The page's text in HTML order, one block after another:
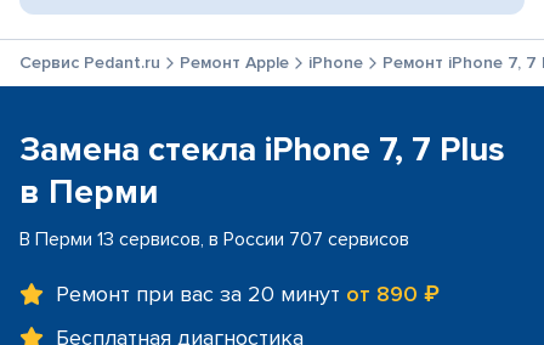
Сервис Pedant.ru Ремонт Apple iPhone Ремонт iPhone 7, 7
Замена стекла iPhone 7, 7 Plus
в Перми
В Перми 13 сервисов, в России 707 сервисов
Ремонт при вас за 20 минут от 890 ₽
Бесплатная диагностика